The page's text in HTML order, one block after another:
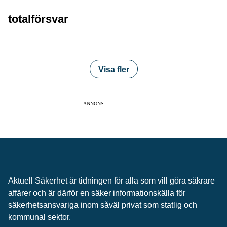
totalförsvar
Visa fler
ANNONS
Aktuell Säkerhet är tidningen för alla som vill göra säkrare
affärer och är därför en säker informationskälla för
säkerhets­ansvariga inom såväl privat som statlig och
kommunal sektor.